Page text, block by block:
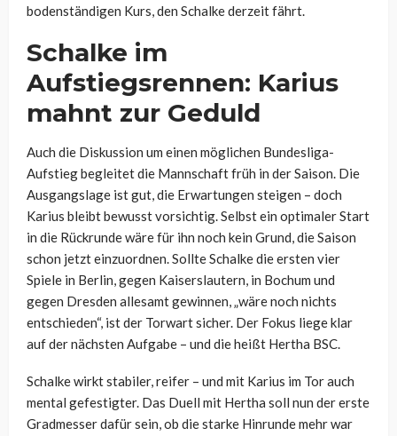
bodenständigen Kurs, den Schalke derzeit fährt.
Schalke im
Aufstiegsrennen: Karius
mahnt zur Geduld
Auch die Diskussion um einen möglichen Bundesliga-
Aufstieg begleitet die Mannschaft früh in der Saison. Die
Ausgangslage ist gut, die Erwartungen steigen – doch
Karius bleibt bewusst vorsichtig. Selbst ein optimaler Start
in die Rückrunde wäre für ihn noch kein Grund, die Saison
schon jetzt einzuordnen. Sollte Schalke die ersten vier
Spiele in Berlin, gegen Kaiserslautern, in Bochum und
gegen Dresden allesamt gewinnen, „wäre noch nichts
entschieden“, ist der Torwart sicher. Der Fokus liege klar
auf der nächsten Aufgabe – und die heißt Hertha BSC.
Schalke wirkt stabiler, reifer – und mit Karius im Tor auch
mental gefestigter. Das Duell mit Hertha soll nun der erste
Gradmesser dafür sein, ob die starke Hinrunde mehr war